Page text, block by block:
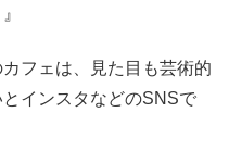
フェは、見た目も芸術的
インスタなどのSNSで